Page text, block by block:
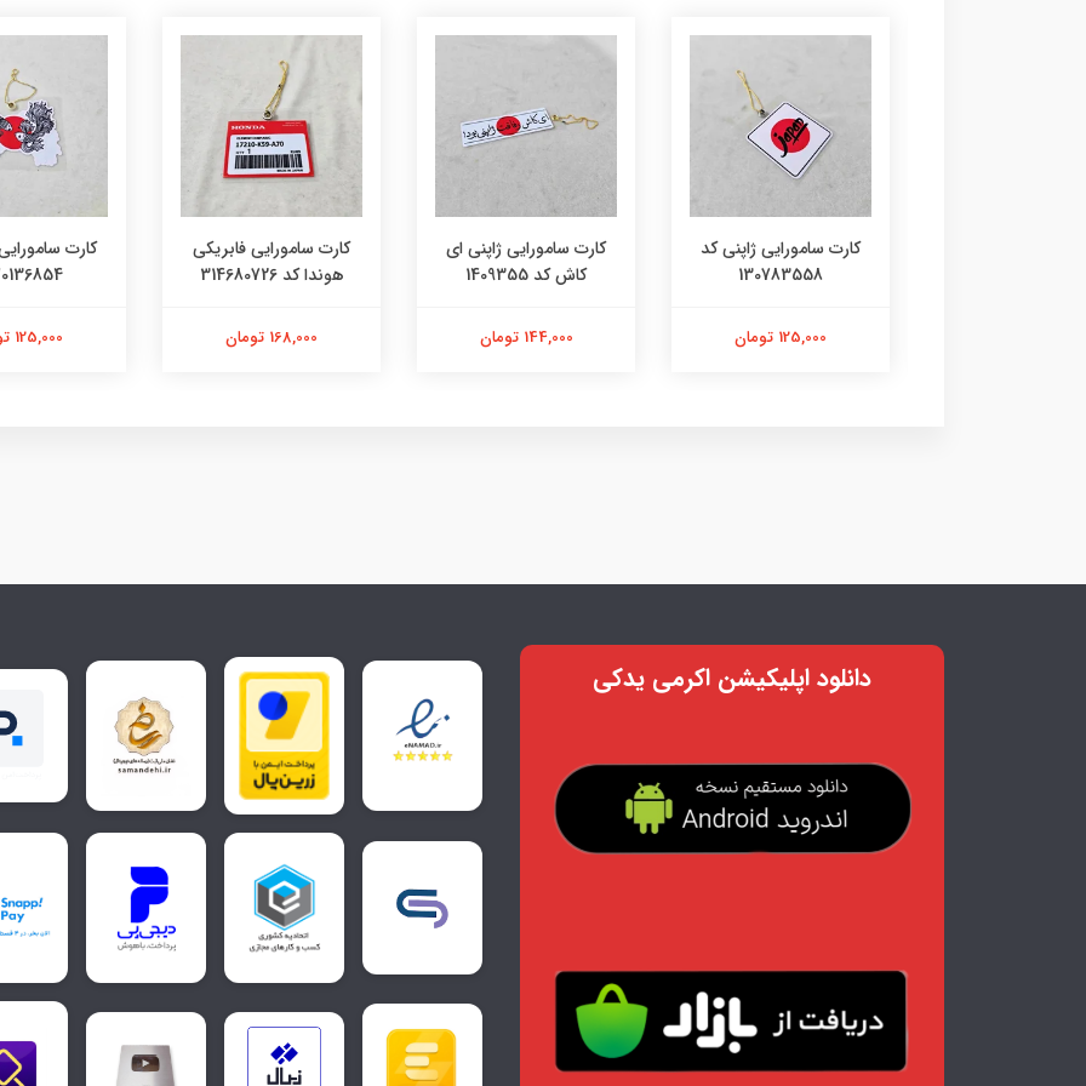
کارت سامورایی ژاپنی کد
130783558
125,000 تومان
کارت سامورایی ژاپنی ای
کاش کد 1409355
144,000 تومان
کارت سامورایی فابریکی
هوندا کد 314680726
168,000 تومان
کارت
125,000 تومان
دانلود اپلیکیشن اکرمی یدکی